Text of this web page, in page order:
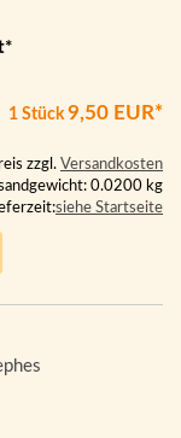
1 Stück9,50 EUR*
zzgl. Versandkosten
0.0200 kg
siehe Startseite